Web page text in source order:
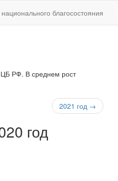
благосостояния
ЦБ РФ. В среднем рост
2021 год →
год